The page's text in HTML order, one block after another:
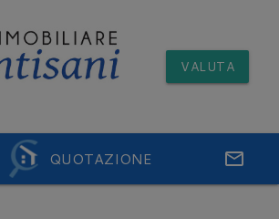
VALUTA
QUOTAZIONE email